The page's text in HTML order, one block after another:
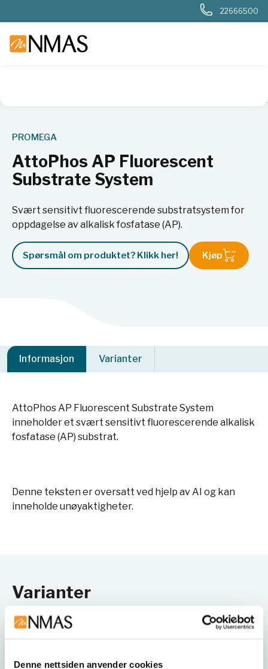
Denne nettsiden anvender cookies
22666500
PROMEGA
AttoPhos AP Fluorescent
Substrate System
Svært sensitivt fluorescerende substratsystem for
oppdagelse av alkalisk fosfatase (AP).
Spørsmål om produktet? Klikk her! Kjøp
Informasjon Varianter
AttoPhos AP Fluorescent Substrate System
inneholder et svært sensitivt fluorescerende alkalisk
fosfatase (AP) substrat.
Denne teksten er oversatt ved hjelp av AI og kan
inneholde unøyaktigheter.
Varianter